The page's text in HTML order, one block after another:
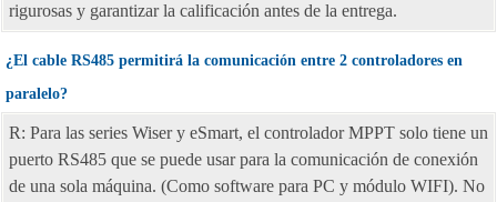
rigurosas y garantizar la calificación antes de la entrega.
¿El cable RS485 permitirá la comunicación entre 2 controladores en
paralelo?
R: Para las series Wiser y eSmart, el controlador MPPT solo tiene un
puerto RS485 que se puede usar para la comunicación de conexión
de una sola máquina. (Como software para PC y módulo WIFI). No